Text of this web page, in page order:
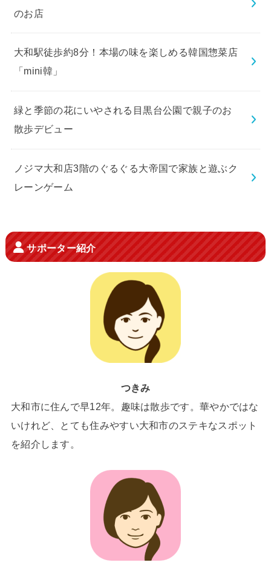
のお店
大和駅徒歩約8分！本場の味を楽しめる韓国惣菜店
「mini韓」
緑と季節の花にいやされる目黒台公園で親子のお
散歩デビュー
ノジマ大和店3階のぐるぐる大帝国で家族と遊ぶク
レーンゲーム
サポーター紹介
つきみ
大和市に住んで早12年。趣味は散歩です。華やかではな
いけれど、とても住みやすい大和市のステキなスポット
を紹介します。